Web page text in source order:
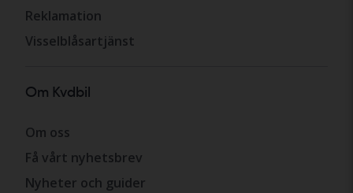
Reklamation
Visselblåsartjänst
Om Kvdbil
Om oss
Få vårt nyhetsbrev
Nyheter och guider